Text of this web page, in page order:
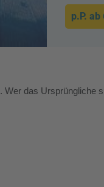
p.P. ab
das